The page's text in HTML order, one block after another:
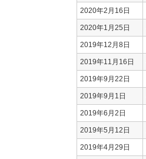
2020年2月16日
2020年1月25日
2019年12月8日
2019年11月16日
2019年9月22日
2019年9月1日
2019年6月2日
2019年5月12日
2019年4月29日